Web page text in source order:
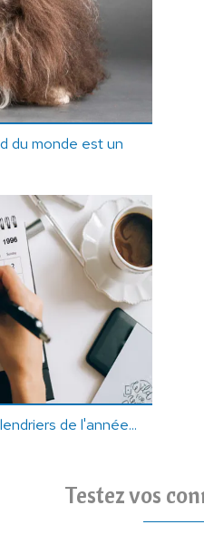
du monde est un
de l'année...
Testez vos